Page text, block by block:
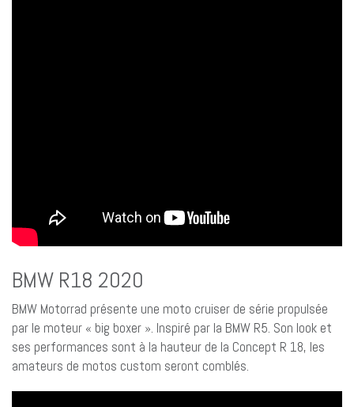
BMW R18 2020
BMW Motorrad présente une moto cruiser de série propulsée
par le moteur « big boxer ». Inspiré par la BMW R5. Son look et
ses performances sont à la hauteur de la Concept R 18, les
amateurs de motos custom seront comblés.